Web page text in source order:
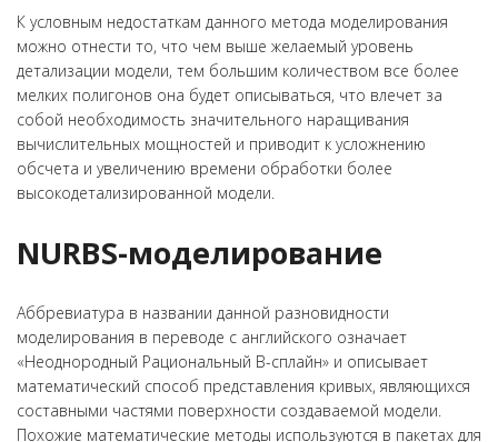
К условным недостаткам данного метода моделирования
можно отнести то, что чем выше желаемый уровень
детализации модели, тем большим количеством все более
мелких полигонов она будет описываться, что влечет за
собой необходимость значительного наращивания
вычислительных мощностей и приводит к усложнению
обсчета и увеличению времени обработки более
высокодетализированной модели.
NURBS-моделирование
Аббревиатура в названии данной разновидности
моделирования в переводе с английского означает
«Неоднородный Рациональный B-сплайн» и описывает
математический способ представления кривых, являющихся
составными частями поверхности создаваемой модели.
Похожие математические методы используются в пакетах для